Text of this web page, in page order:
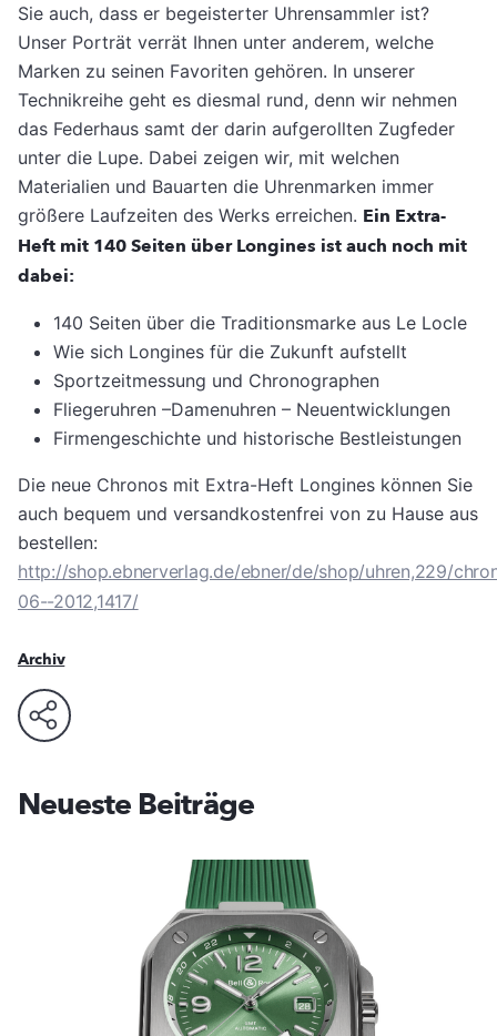
Sie auch, dass er begeisterter Uhrensammler ist?
Unser Porträt verrät Ihnen unter anderem, welche
Marken zu seinen Favoriten gehören. In unserer
Technikreihe geht es diesmal rund, denn wir nehmen
das Federhaus samt der darin aufgerollten Zugfeder
unter die Lupe. Dabei zeigen wir, mit welchen
Materialien und Bauarten die Uhrenmarken immer
größere Laufzeiten des Werks erreichen. Ein Extra-
Heft mit 140 Seiten über Longines ist auch noch mit
dabei:
140 Seiten über die Traditionsmarke aus Le Locle
Wie sich Longines für die Zukunft aufstellt
Sportzeitmessung und Chronographen
Fliegeruhren –Damenuhren – Neuentwicklungen
Firmengeschichte und historische Bestleistungen
Die neue Chronos mit Extra-Heft Longines können Sie
auch bequem und versandkostenfrei von zu Hause aus
bestellen:
http://shop.ebnerverlag.de/ebner/de/shop/uhren,229/
06--2012,1417/
Archiv
Neueste Beiträge